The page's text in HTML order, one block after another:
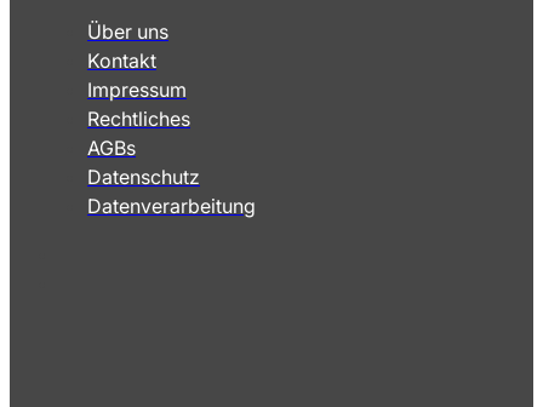
Über uns
Kontakt
Impressum
Rechtliches
AGBs
Datenschutz
Datenverarbeitung